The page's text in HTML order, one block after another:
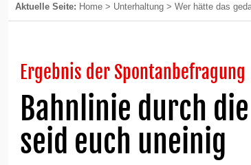
Aktuelle Seite: Home > Unterhaltung > Wer hätte das
Ergebnis der Spontanbefragung
Bahnlinie durch
seid euch uneinig